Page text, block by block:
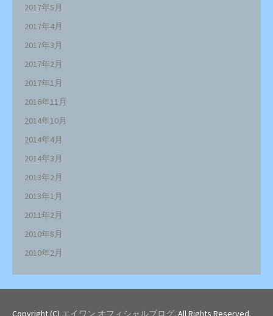
2017年5月
2017年4月
2017年3月
2017年2月
2017年1月
2016年11月
2014年10月
2014年4月
2014年3月
2013年2月
2013年1月
2011年2月
2010年8月
2010年2月
Copyright (C) エイワン オフィシャルブログ. All Rights Reserved.